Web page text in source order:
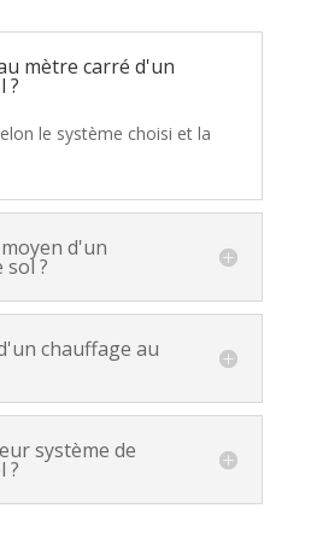
mètre carré d'un
?
le système choisi et la
d'un
?
chauffage au
système de
?